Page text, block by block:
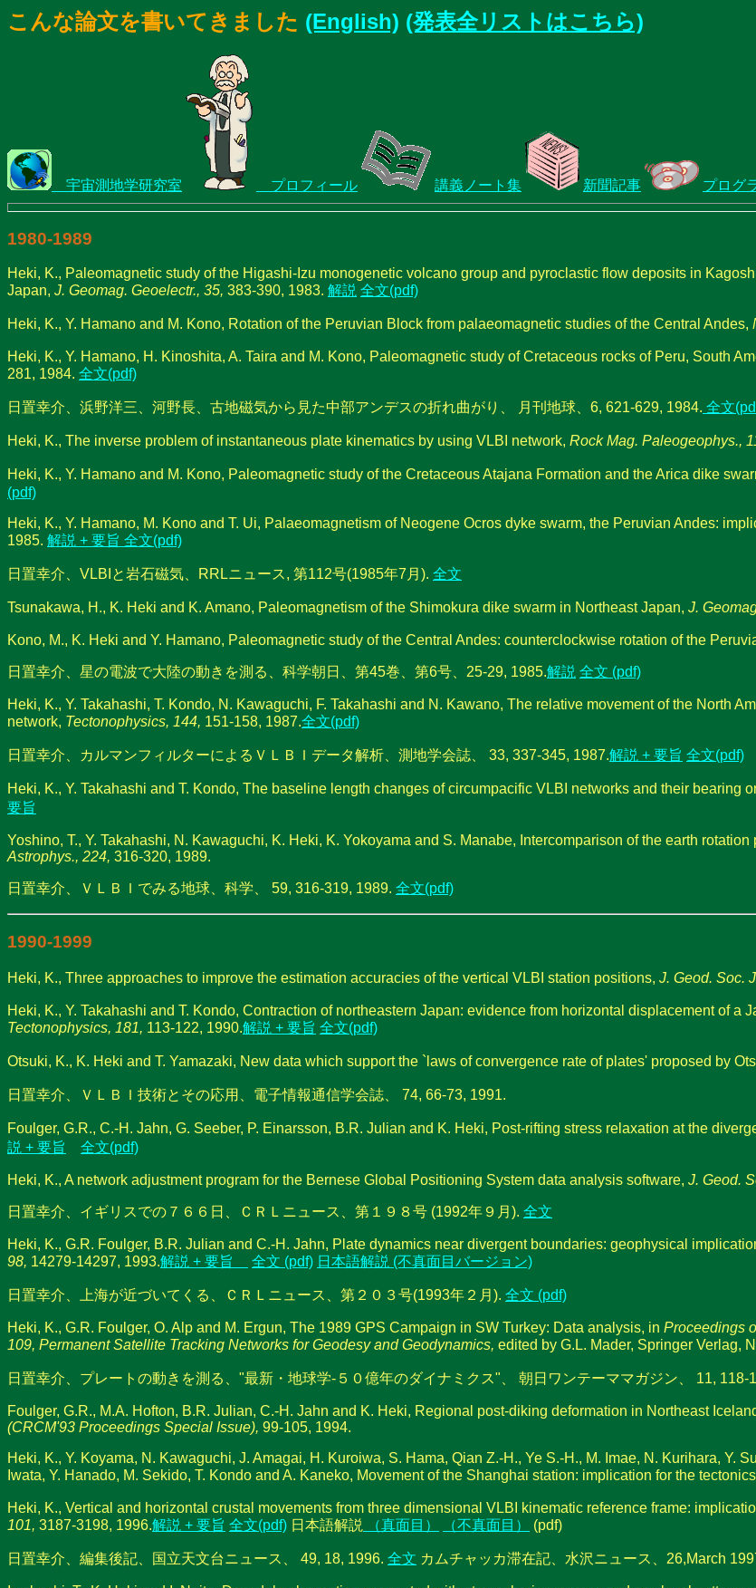
こんな論文を書いてきました (English) (発表全リストはこちら)
宇宙測地学研究室 プロフィール 講義ノート集 新聞記事 プログ
1980-1989
Heki, K., Paleomagnetic study of the Higashi-Izu monogenetic volcano group and pyroclastic flow deposits in
Japan, J. Geomag. Geoelectr., 35, 383-390, 1983. 解説 全文(pdf)
Heki, K., Y. Hamano and M. Kono, Rotation of the Peruvian Block from palaeomagnetic studies of the Central Andes,
Heki, K., Y. Hamano, H. Kinoshita, A. Taira and M. Kono, Paleomagnetic study of Cretaceous rocks of Peru, South
281, 1984. 全文(pdf)
日置幸介、浜野洋三、河野長、古地磁気から見た中部アンデスの折れ曲がり、 月刊地球、6, 621-629, 1984. 全文
Heki, K., The inverse problem of instantaneous plate kinematics by using VLBI network, Rock Mag. Paleogeophys.,
Heki, K., Y. Hamano and M. Kono, Paleomagnetic study of the Cretaceous Atajana Formation and the Arica dike
(pdf)
Heki, K., Y. Hamano, M. Kono and T. Ui, Palaeomagnetism of Neogene Ocros dyke swarm, the Peruvian Andes:
1985. 解説 + 要旨 全文(pdf)
日置幸介、VLBIと岩石磁気、RRLニュース, 第112号(1985年7月). 全文
Tsunakawa, H., K. Heki and K. Amano, Paleomagnetism of the Shimokura dike swarm in Northeast Japan, J.
Kono, M., K. Heki and Y. Hamano, Paleomagnetic study of the Central Andes: counterclockwise rotation of the
日置幸介、星の電波で大陸の動きを測る、科学朝日、第45巻、第6号、25-29, 1985.解説 全文 (pdf)
Heki, K., Y. Takahashi, T. Kondo, N. Kawaguchi, F. Takahashi and N. Kawano, The relative movement of the North
network, Tectonophysics, 144, 151-158, 1987.全文(pdf)
日置幸介、カルマンフィルターによるＶＬＢＩデータ解析、測地学会誌、 33, 337-345, 1987.解説 + 要旨 全文(pdf)
Heki, K., Y. Takahashi and T. Kondo, The baseline length changes of circumpacific VLBI networks and their bearing
要旨
Yoshino, T., Y. Takahashi, N. Kawaguchi, K. Heki, K. Yokoyama and S. Manabe, Intercomparison of the earth
Astrophys., 224, 316-320, 1989.
日置幸介、ＶＬＢＩでみる地球、科学、 59, 316-319, 1989. 全文(pdf)
1990-1999
Heki, K., Three approaches to improve the estimation accuracies of the vertical VLBI station positions, J. Geod. Soc.
Heki, K., Y. Takahashi and T. Kondo, Contraction of northeastern Japan: evidence from horizontal displacement of
Tectonophysics, 181, 113-122, 1990.解説 + 要旨 全文(pdf)
Otsuki, K., K. Heki and T. Yamazaki, New data which support the `laws of convergence rate of plates' proposed by
日置幸介、ＶＬＢＩ技術とその応用、電子情報通信学会誌、 74, 66-73, 1991.
Foulger, G.R., C.-H. Jahn, G. Seeber, P. Einarsson, B.R. Julian and K. Heki, Post-rifting stress relaxation at the
説 + 要旨
全文(pdf)
Heki, K., A network adjustment program for the Bernese Global Positioning System data analysis software, J. Geod.
日置幸介、イギリスでの７６６日、ＣＲＬニュース、第１９８号 (1992年９月). 全文
Heki, K., G.R. Foulger, B.R. Julian and C.-H. Jahn, Plate dynamics near divergent boundaries: geophysical
98, 14279-14297, 1993.解説 + 要旨 全文 (pdf) 日本語解説 (不真面目バージョン)
日置幸介、上海が近づいてくる、ＣＲＬニュース、第２０３号(1993年２月). 全文 (pdf)
Heki, K., G.R. Foulger, O. Alp and M. Ergun, The 1989 GPS Campaign in SW Turkey: Data analysis, in Proceedings
109, Permanent Satellite Tracking Networks for Geodesy and Geodynamics, edited by G.L. Mader, Springer Verlag,
日置幸介、プレートの動きを測る、"最新・地球学-５０億年のダイナミクス"、 朝日ワンテーママガジン、 11, 118-
Foulger, G.R., M.A. Hofton, B.R. Julian, C.-H. Jahn and K. Heki, Regional post-diking deformation in Northeast
(CRCM'93 Proceedings Special Issue), 99-105, 1994.
Heki, K., Y. Koyama, N. Kawaguchi, J. Amagai, H. Kuroiwa, S. Hama, Qian Z.-H., Ye S.-H., M. Imae, N. Kurihara, Y.
Iwata, Y. Hanado, M. Sekido, T. Kondo and A. Kaneko, Movement of the Shanghai station: implication for the
Heki, K., Vertical and horizontal crustal movements from three dimensional VLBI kinematic reference frame:
101, 3187-3198, 1996.解説 + 要旨 全文(pdf) 日本語解説 （真面目） （不真面目） (pdf)
日置幸介、編集後記、国立天文台ニュース、 49, 18, 1996. 全文 カムチャッカ滞在記、水沢ニュース、26,March